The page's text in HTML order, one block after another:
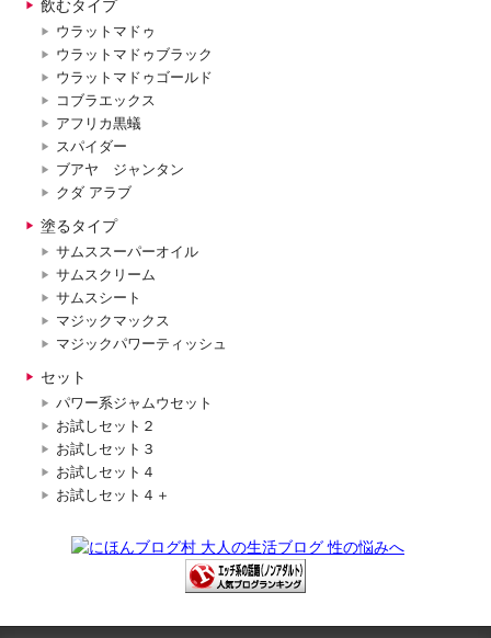
飲むタイプ
ウラットマドゥ
ウラットマドゥブラック
ウラットマドゥゴールド
コブラエックス
アフリカ黒蟻
スパイダー
ブアヤ ジャンタン
クダ アラブ
塗るタイプ
サムススーパーオイル
サムスクリーム
サムスシート
マジックマックス
マジックパワーティッシュ
セット
パワー系ジャムウセット
お試しセット２
お試しセット３
お試しセット４
お試しセット４＋